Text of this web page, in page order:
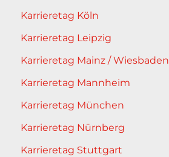
Karrieretag Köln
Karrieretag Leipzig
Karrieretag Mainz / Wiesbaden
Karrieretag Mannheim
Karrieretag München
Karrieretag Nürnberg
Karrieretag Stuttgart